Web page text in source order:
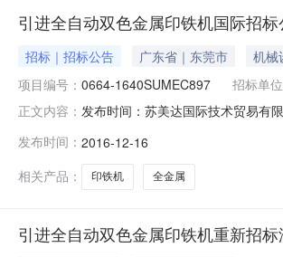
引进全自动双色金属印铁机国际招标
招标｜招标公告 广东省｜东莞市 机械
项目编号： 0664-1640SUMEC897 招标单位
正文内容： 发布时间：苏美达国际技术贸易有
已具备2、招标内容招标项目编号
格备注1
发布时间： 2016-12-16
相关产品：
印铁机 全金属
引进全自动双色金属印铁机重新招